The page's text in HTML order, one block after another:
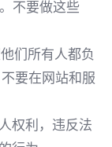
不要做这些
们所有人都负
要在网站和服
权利，违反法